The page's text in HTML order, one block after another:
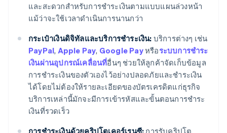
และสะดวกสำหรับการชำระเงินตามแบบแผนล่วงหน้า
แม้ว่าจะใช้เวลาดำเนินการนานกว่า
กระเป๋าเงินดิจิทัลและบริการชำระเงิน: บริการต่างๆ เช่น
PayPal, Apple Pay, Google Payหรือระบบการชำระ
เงินผ่านอุปกรณ์เคลื่อนที่อื่นๆ ช่วยให้ลูกค้าจัดเก็บข้อมูล
การชำระเงินของตัวเองไว้อย่างปลอดภัยและชำระเงิน
ได้โดยไม่ต้องให้รายละเอียดของบัตรเครดิตแก่ธุรกิจ
บริการเหล่านี้มักจะมีการเข้ารหัสและขั้นตอนการชำระ
เงินที่รวดเร็ว
การชำระเงินด้วยคริปโตเคอร์เรนซี: การรับคริปโต